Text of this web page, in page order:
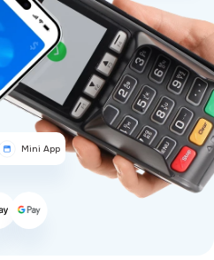
Mini App